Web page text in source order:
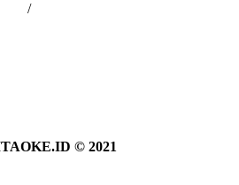
/
© 2021